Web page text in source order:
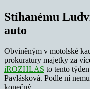
Stíhanému
auto
Obviněným v motolské
prokuratury majetky za
iROZHLAS to tento
Pavlásková. Podle ní